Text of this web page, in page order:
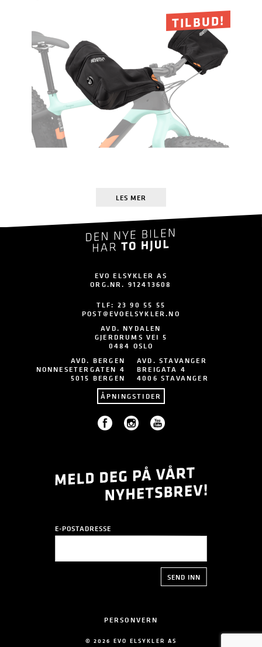
TILBUD!
LES MER
EVO ELSYKLER AS
ORG.NR. 912413608
TLF: 23 90 55 55
POST@EVOELSYKLER.NO
AVD. NYDALEN
GJERDRUMS VEI 5
0484 OSLO
AVD. BERGEN
NONNESETERGATEN 4
5015 BERGEN
AVD. STAVANGER
BREIGATA 4
4006 STAVANGER
ÅPNINGSTIDER
E-POSTADRESSE
PERSONVERN
© 2026 EVO ELSYKLER AS